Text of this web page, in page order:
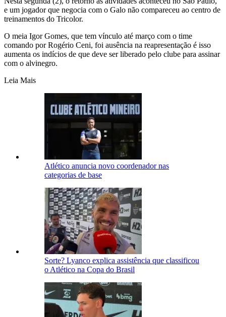
e um jogador que negocia com o Galo não compareceu ao centro de
treinamentos do Tricolor.
O meia Igor Gomes, que tem vínculo até março com o time
comando por Rogério Ceni, foi ausência na reapresentação é isso
aumenta os indícios de que deve ser liberado pelo clube para assinar
com o alvinegro.
Leia Mais
Atlético anuncia novo coordenador nas
categorias de base
Sorte? Lyanco explica assistência que classificou
o Atlético na Copa do Brasil